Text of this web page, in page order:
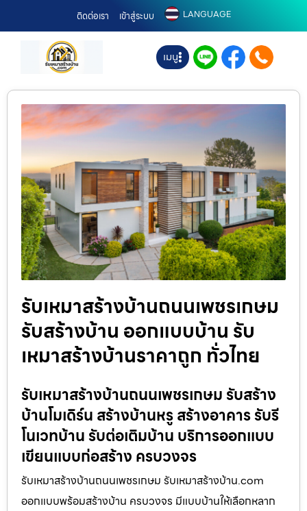
ติดต่อเรา เข้าสู่ระบบ LANGUAGE
เมนู
รับเหมาสร้างบ้านถนนเพชรเกษม
รับสร้างบ้าน ออกแบบบ้าน รับ
เหมาสร้างบ้านราคาถูก ทั่วไทย
รับเหมาสร้างบ้านถนนเพชรเกษม รับสร้าง
บ้านโมเดิร์น สร้างบ้านหรู สร้างอาคาร รับรี
โนเวทบ้าน รับต่อเติมบ้าน บริการออกแบบ
เขียนแบบก่อสร้าง ครบวงจร
รับเหมาสร้างบ้านถนนเพชรเกษม รับเหมาสร้างบ้าน.com
ออกแบบพร้อมสร้างบ้าน ครบวงจร มีแบบบ้านให้เลือกหลาก